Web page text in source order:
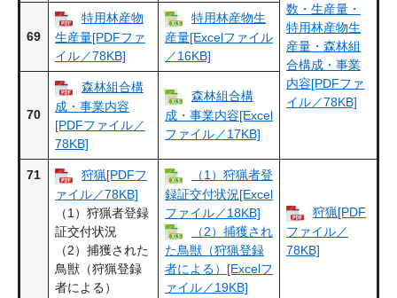
数・生産量・
特用林産物生
産量・森林組
合構成・事業
内容[PDFファ
イル／78KB]
69
特用林産物
生産量[PDFファ
イル／78KB]
特用林産物生
産量[Excelファイル
／16KB]
70
森林組合構
成・事業内容
[PDFファイル／
78KB]
森林組合構
成・事業内容[Excel
ファイル／17KB]
71
狩猟[PDFフ
ァイル／78KB]
（1）狩猟者登録
証交付状況
（2）捕獲された
鳥獣（狩猟登録
者による）
（1）狩猟者登
録証交付状況[Excel
ファイル／18KB]
（2）捕獲され
た鳥獣（狩猟登録
者による）[Excelフ
ァイル／19KB]
狩猟[PDF
ファイル／
78KB]